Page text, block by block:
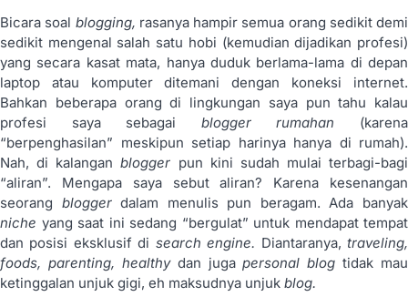
Bicara soal blogging, rasanya hampir semua orang sedikit demi
sedikit mengenal salah satu hobi (kemudian dijadikan profesi)
yang secara kasat mata, hanya duduk berlama-lama di depan
laptop atau komputer ditemani dengan koneksi internet.
Bahkan beberapa orang di lingkungan saya pun tahu kalau
profesi saya sebagai blogger rumahan (karena
“berpenghasilan” meskipun setiap harinya hanya di rumah).
Nah, di kalanganblogger pun kini sudah mulai terbagi-bagi
“aliran”. Mengapa saya sebut aliran? Karena kesenangan
seorang bloggerdalam menulis pun beragam. Ada banyak
niche yang saat ini sedang “bergulat” untuk mendapat tempat
dan posisi eksklusif di search engine. Diantaranya,traveling,
foods, parenting, healthy dan jugapersonal blogtidak mau
ketinggalan unjuk gigi, eh maksudnya unjuk blog.